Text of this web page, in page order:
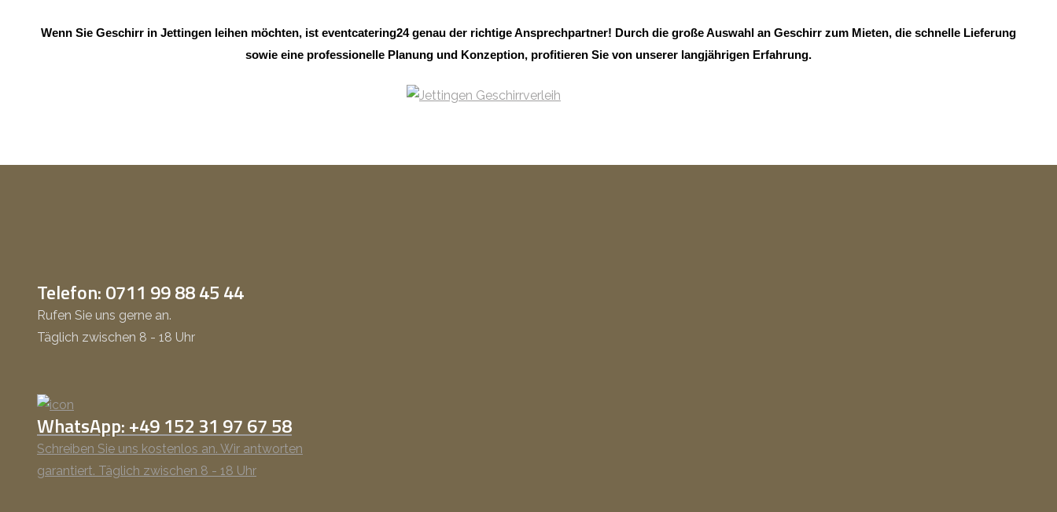
Wenn Sie Geschirr in Jettingen leihen möchten, ist eventcatering24 genau der richtige Ansprechpartner! Durch die große Auswahl an Geschirr zum Mieten, die schnelle Lieferung
sowie eine professionelle Planung und Konzeption, profitieren Sie von unserer langjährigen Erfahrung.
Telefon: 0711 99 88 45 44
Rufen Sie uns gerne an.
Täglich zwischen 8 - 18 Uhr
WhatsApp: +49 152 31 97 67 58
Schreiben Sie uns kostenlos an. Wir antworten
garantiert. Täglich zwischen 8 - 18 Uhr